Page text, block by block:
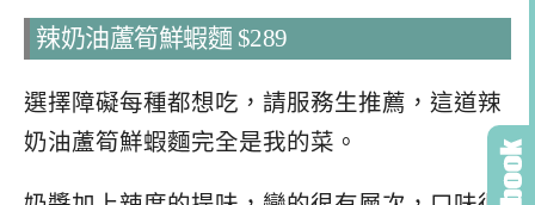
辣奶油蘆筍鮮蝦麵 $289
選擇障礙每種都想吃，請服務生推薦，這道辣
奶油蘆筍鮮蝦麵完全是我的菜。